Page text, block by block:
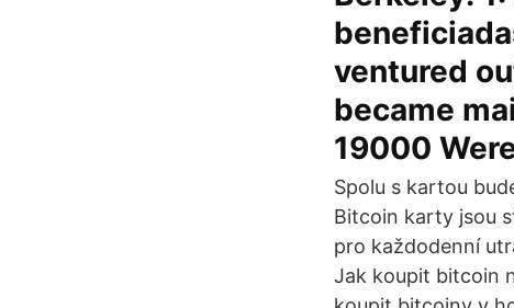
ventured
became
19000
Spolu s kartou
Bitcoin karty jsou
pro každodenní
Jak koupit bitcoin